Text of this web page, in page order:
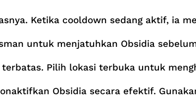
Ketika cooldown sedang aktif, ia
untuk menjatuhkan Obsidia
Pilih lokasi terbuka untuk
Obsidia secara efektif.